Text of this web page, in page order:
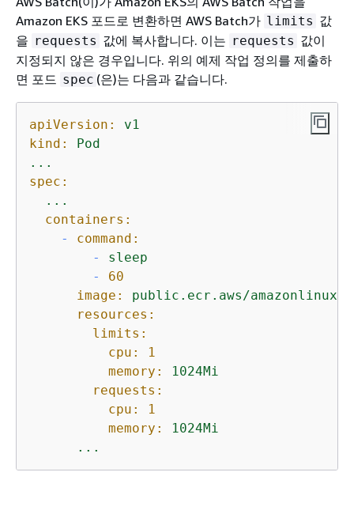
Amazon EKS 포드로 변환하면 AWS Batch가 limits 값
을 requests 값에 복사합니다. 이는 requests 값이
지정되지 않은 경우입니다. 위의 예제 작업 정의를 제출하
면 포드 spec (은)는 다음과 같습니다.
apiVersion:
v1
kind:
Pod
...
spec:
...
containers:
-
command:
-
sleep
-
60
image:
public.ecr.aws/amazonlinux/
resources:
limits:
cpu:
1
memory:
1024Mi
requests:
cpu:
1
memory:
1024Mi
...